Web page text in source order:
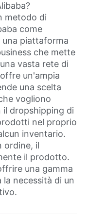
metodo di
come
piattaforma
che mette
vasta rete di
un'ampia
una scelta
vogliono
il dropshipping di
nel proprio
inventario.
ordine, il
il prodotto.
una gamma
necessità di un